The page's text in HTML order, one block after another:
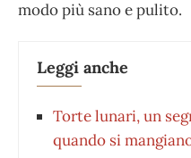
modo più sano e pulito.
Leggi anche
Torte lunari, un
quando si